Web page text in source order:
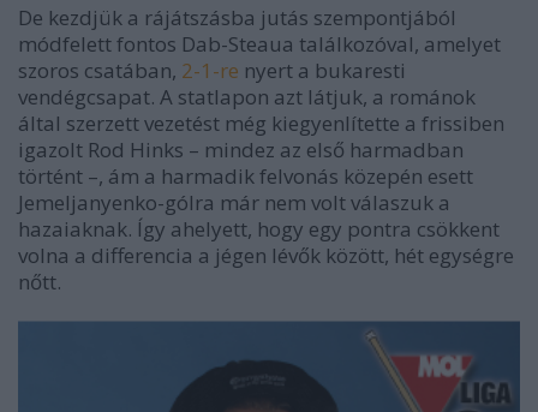
De kezdjük a rájátszásba jutás szempontjából
módfelett fontos Dab-Steaua találkozóval, amelyet
szoros csatában, 2-1-re nyert a bukaresti
vendégcsapat. A statlapon azt látjuk, a románok
által szerzett vezetést még kiegyenlítette a frissiben
igazolt Rod Hinks – mindez az első harmadban
történt –, ám a harmadik felvonás közepén esett
Jemeljanyenko-gólra már nem volt válaszuk a
hazaiaknak. Így ahelyett, hogy egy pontra csökkent
volna a differencia a jégen lévők között, hét egységre
nőtt.